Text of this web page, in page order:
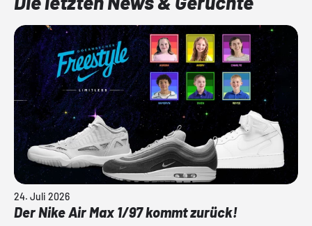
24. Juli 2026
Der Nike Air Max 1/97 kommt zurück!